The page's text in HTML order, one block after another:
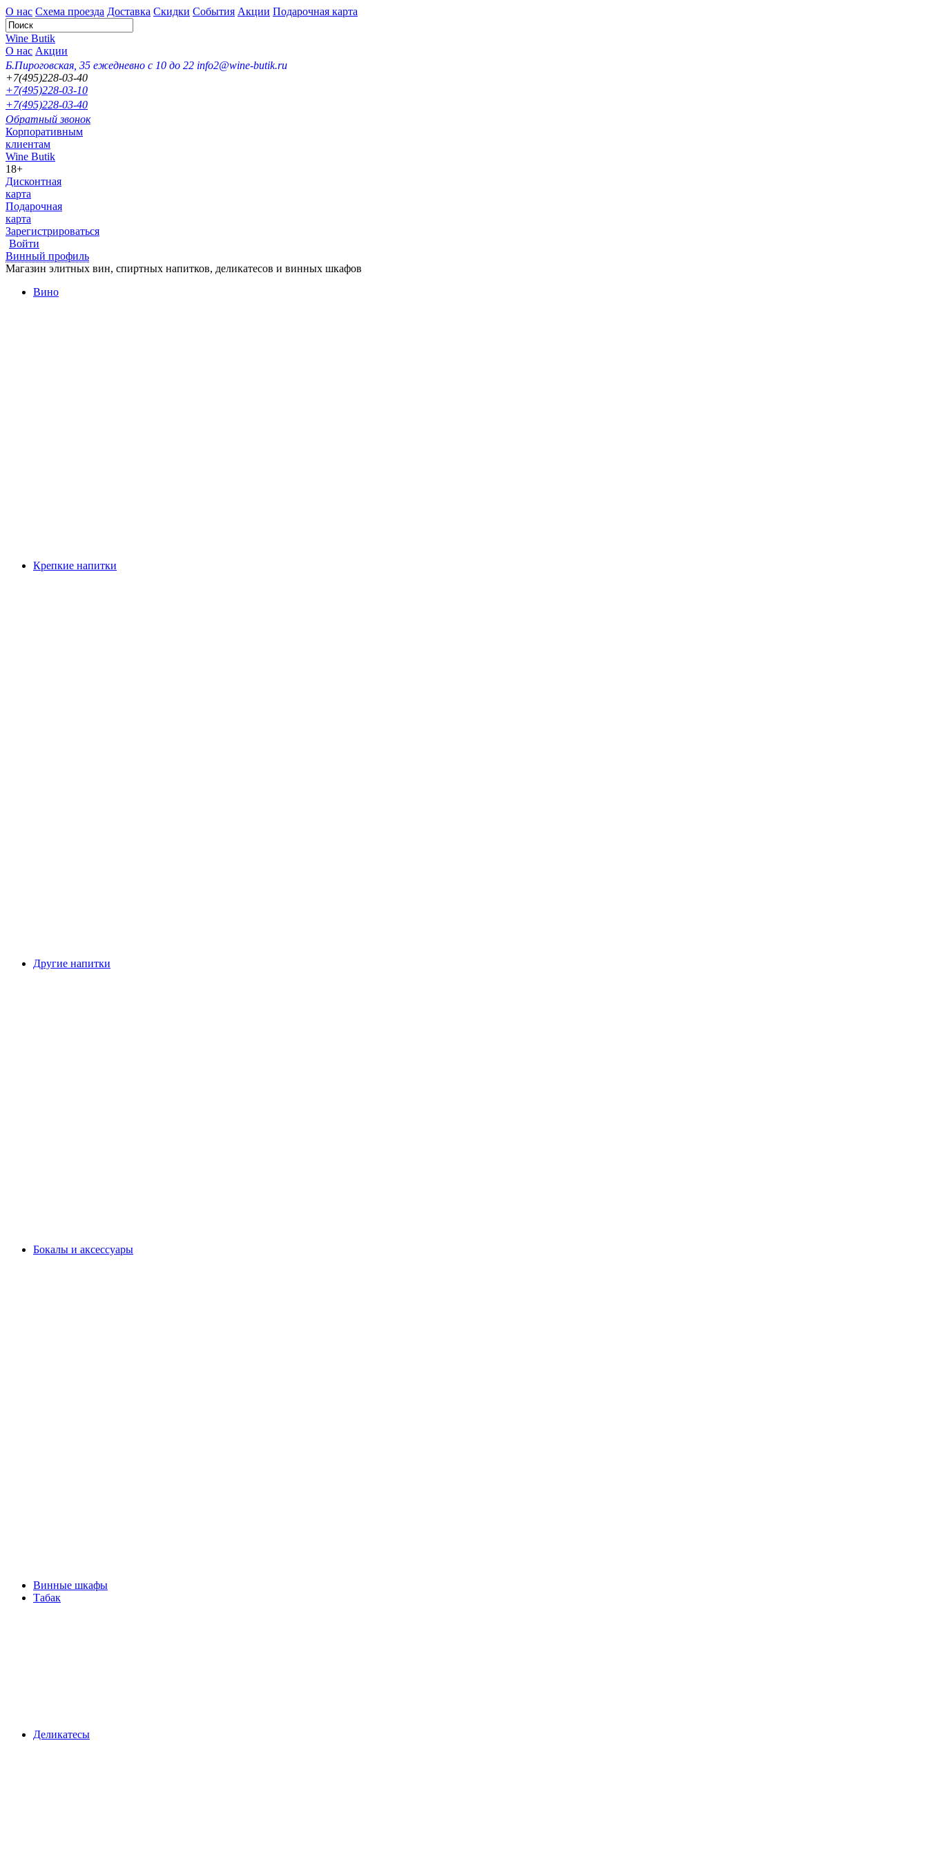
О нас Схема проезда Доставка Скидки События Акции Подарочная карта
Wine Butik
О нас Акции
Б.Пироговская, 35 ежедневно с 10 до 22 info2@wine-butik.ru
+7(495)228-03-40
+7(495)228-03-10
+7(495)228-03-40
Обратный звонок
Корпоративным
клиентам
Wine Butik
18+
Дисконтная
карта
Подарочная
карта
Зарегистрироваться
Войти
Винный профиль
Магазин элитных вин, спиртных напитков, деликатесов и винных шкафов
Вино
Крепкие напитки
Другие напитки
Бокалы и аксессуары
Винные шкафы
Табак
Деликатесы